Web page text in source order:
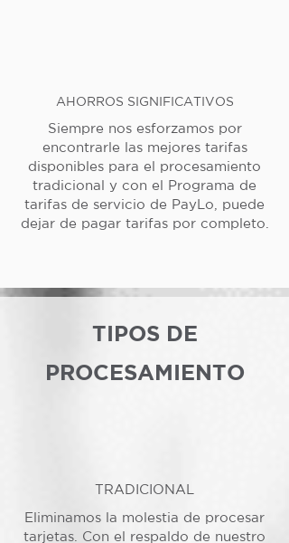
AHORROS SIGNIFICATIVOS
Siempre nos esforzamos por
encontrarle las mejores tarifas
disponibles para el procesamiento
tradicional y con el Programa de
tarifas de servicio de PayLo, puede
dejar de pagar tarifas por completo.
TIPOS DE
PROCESAMIENTO
TRADICIONAL
Eliminamos la molestia de procesar
tarjetas. Con el respaldo de nuestro